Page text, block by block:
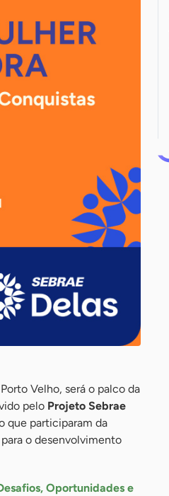
Velho, será o palco da
pelo Projeto Sebrae
que participaram da
o desenvolvimento
Oportunidades e